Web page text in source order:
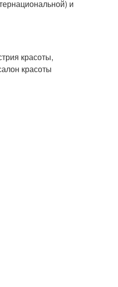
и
красоты,
красоты